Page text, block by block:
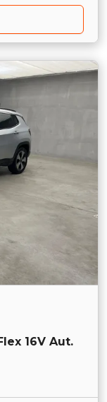
16V Aut.